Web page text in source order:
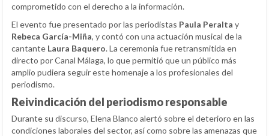
comprometido con el derecho a la información.
El evento fue presentado por las periodistas Paula Peralta y
Rebeca García-Miña, y contó con una actuación musical de la
cantante Laura Baquero. La ceremonia fue retransmitida en
directo por Canal Málaga, lo que permitió que un público más
amplio pudiera seguir este homenaje a los profesionales del
periodismo.
Reivindicación del periodismo responsable
Durante su discurso, Elena Blanco alertó sobre el deterioro en las
condiciones laborales del sector, así como sobre las amenazas que